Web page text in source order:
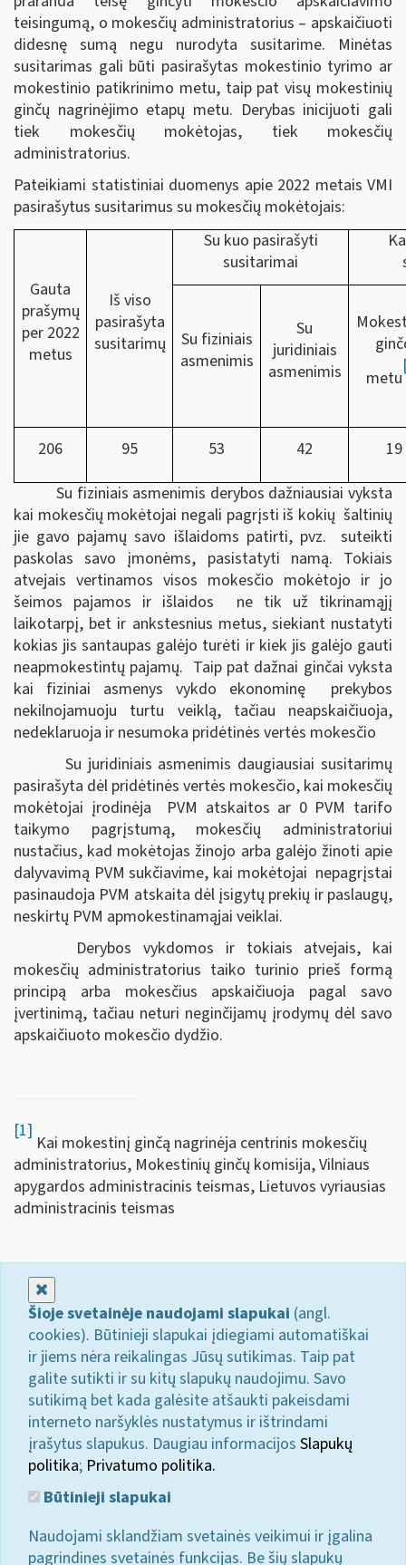
teisingumą, o mokesčių administratorius – apskaičiuoti
didesnę sumą negu nurodyta susitarime. Minėtas
susitarimas gali būti pasirašytas mokestinio tyrimo ar
mokestinio patikrinimo metu, taip pat visų mokestinių
ginčų nagrinėjimo etapų metu. Derybas inicijuoti gali
tiek mokesčių mokėtojas, tiek mokesčių
administratorius.
Pateikiami statistiniai duomenys apie 2022 metais VMI
pasirašytus susitarimus su mokesčių mokėtojais:
Gauta
prašymų
per 2022
metus
Iš viso
pasirašyta
susitarimų
Su kuo pasirašyti
susitarimai
Su fiziniais
asmenimis
Su
juridiniais
asmenimis
metu
206 95 53 42
19
Su fiziniais asmenimis derybos dažniausiai vyksta
kai mokesčių mokėtojai negali pagrįsti iš kokių šaltinių
jie gavo pajamų savo išlaidoms patirti, pvz. suteikti
paskolas savo įmonėms, pasistatyti namą. Tokiais
atvejais vertinamos visos mokesčio mokėtojo ir jo
šeimos pajamos ir išlaidos ne tik už tikrinamąjį
laikotarpį, bet ir ankstesnius metus, siekiant nustatyti
kokias jis santaupas galėjo turėti ir kiek jis galėjo gauti
neapmokestintų pajamų. Taip pat dažnai ginčai vyksta
kai fiziniai asmenys vykdo ekonominę prekybos
nekilnojamuoju turtu veiklą, tačiau neapskaičiuoja,
nedeklaruoja ir nesumoka pridėtinės vertės mokesčio
Su juridiniais asmenimis daugiausiai susitarimų
pasirašyta dėl pridėtinės vertės mokesčio, kai mokesčių
mokėtojai įrodinėja PVM atskaitos ar 0 PVM tarifo
taikymo pagrįstumą, mokesčių administratoriui
nustačius, kad mokėtojas žinojo arba galėjo žinoti apie
dalyvavimą PVM sukčiavime, kai mokėtojai nepagrįstai
pasinaudoja PVM atskaita dėl įsigytų prekių ir paslaugų,
neskirtų PVM apmokestinamąjai veiklai.
Derybos vykdomos ir tokiais atvejais, kai
mokesčių administratorius taiko turinio prieš formą
principą arba mokesčius apskaičiuoja pagal savo
įvertinimą, tačiau neturi neginčijamų įrodymų dėl savo
apskaičiuoto mokesčio dydžio.
[1]
Kai mokestinį ginčą nagrinėja centrinis mokesčių
administratorius, Mokestinių ginčų komisija, Vilniaus
apygardos administracinis teismas, Lietuvos vyriausias
administracinis teismas
Šioje svetainėje naudojami slapukai (angl.
cookies). Būtinieji slapukai įdiegiami automatiškai
ir jiems nėra reikalingas Jūsų sutikimas. Taip pat
galite sutikti ir su kitų slapukų naudojimu. Savo
sutikimą bet kada galėsite atšaukti pakeisdami
interneto naršyklės nustatymus ir ištrindami
įrašytus slapukus. Daugiau informacijos Slapukų
politika; Privatumo politika.
Būtinieji slapukai
Naudojami sklandžiam svetainės veikimui ir įgalina
pagrindines svetainės funkcijas. Be šių slapukų